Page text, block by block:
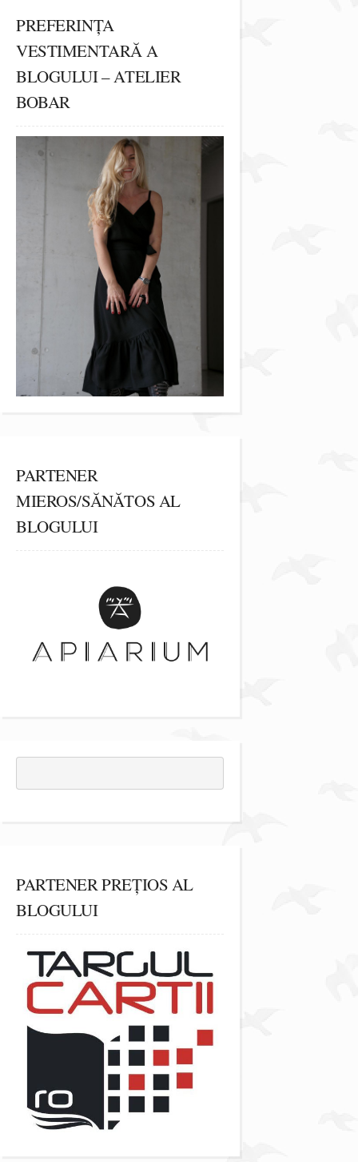
PREFERINȚA
VESTIMENTARĂ A
BLOGULUI – ATELIER
BOBAR
PARTENER
MIEROS/SĂNĂTOS AL
BLOGULUI
PARTENER PREȚIOS AL
BLOGULUI